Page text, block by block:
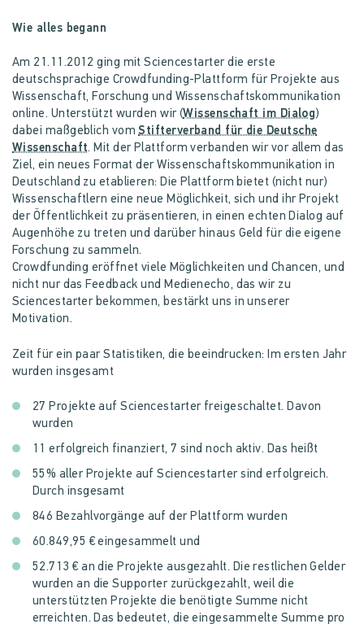
Wie alles begann
Am 21.11.2012 ging mit Sciencestarter die erste
deutschsprachige Crowdfunding-Plattform für Projekte aus
Wissenschaft, Forschung und Wissenschaftskommunikation
online. Unterstützt wurden wir (Wissenschaft im Dialog)
dabei maßgeblich vomStifterverband für die Deutsche
Wissenschaft. Mit der Plattform verbanden wir vor allem das
Ziel, ein neues Format der Wissenschaftskommunikation in
Deutschland zu etablieren: Die Plattform bietet (nicht nur)
Wissenschaftlern eine neue Möglichkeit, sich und ihr Projekt
der Öffentlichkeit zu präsentieren, in einen echten Dialog auf
Augenhöhe zu treten und darüber hinaus Geld für die eigene
Forschung zu sammeln.
Crowdfunding eröffnet viele Möglichkeiten und Chancen, und
nicht nur das Feedback und Medienecho, das wir zu
Sciencestarter bekommen, bestärkt uns in unserer
Motivation.
Zeit für ein paar Statistiken, die beeindrucken: Im ersten Jahr
wurden insgesamt
27 Projekte auf Sciencestarter freigeschaltet. Davon
wurden
11 erfolgreich finanziert, 7 sind noch aktiv. Das heißt
55% aller Projekte auf Sciencestarter sind erfolgreich.
Durch insgesamt
846 Bezahlvorgänge auf der Plattform wurden
60.849,95 € eingesammelt und
52.713 € an die Projekte ausgezahlt. Die restlichen Gelder
wurden an die Supporter zurückgezahlt, weil die
unterstützten Projekte die benötigte Summe nicht
erreichten. Das bedeutet, die eingesammelte Summe pro